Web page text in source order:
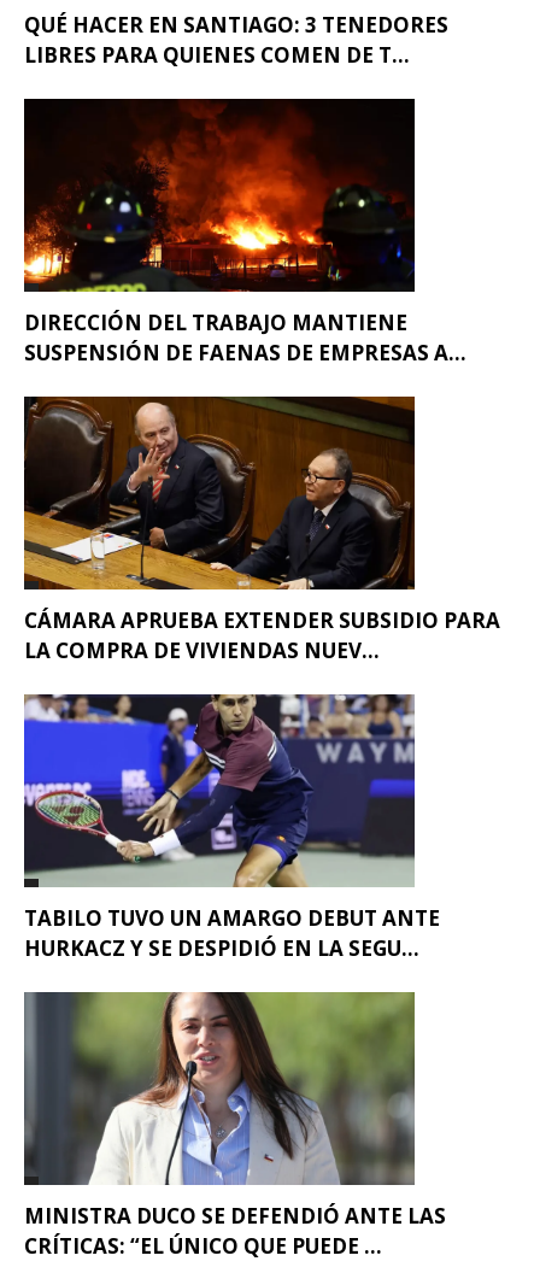
QUÉ HACER EN SANTIAGO: 3 TENEDORES
LIBRES PARA QUIENES COMEN DE T...
DIRECCIÓN DEL TRABAJO MANTIENE
SUSPENSIÓN DE FAENAS DE EMPRESAS A...
CÁMARA APRUEBA EXTENDER SUBSIDIO PARA
LA COMPRA DE VIVIENDAS NUEV...
TABILO TUVO UN AMARGO DEBUT ANTE
HURKACZ Y SE DESPIDIÓ EN LA SEGU...
MINISTRA DUCO SE DEFENDIÓ ANTE LAS
CRÍTICAS: “EL ÚNICO QUE PUEDE ...